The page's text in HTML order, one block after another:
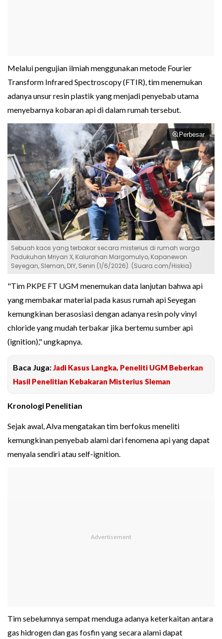
Melalui pengujian ilmiah menggunakan metode Fourier
Transform Infrared Spectroscopy (FTIR), tim menemukan
adanya unsur resin plastik yang menjadi penyebab utama
menyebarnya kobaran api di dalam rumah tersebut.
Perbesar
Sebuah kaos yang terbakar secara misterius di rumah warga
Padukuhan Mriyan X, Kalurahan Margomulyo, Kapanewon
Seyegan, Sleman, DIY, Senin (1/6/2026). (Suara.com/Hiskia)
"Tim PKPE FT UGM menemukan data lanjutan bahwa api
yang membakar material pada kasus rumah api Seyegan
kemungkinan berasosiasi dengan adanya resin poly vinyl
chloride yang mudah terbakar jika bertemu sumber api
(ignition)," ungkapnya.
Baca Juga: Jadi Kasus Langka, Peneliti UGM Beberkan
Hasil Penelitian Kebakaran Misterius Sleman
Kronologi Penelitian
Sejak awal, Alva mengatakan tim berfokus meneliti
kemungkinan penyebab alami dari fenomena api yang dapat
menyala sendiri atau self-ignition.
Tim sebelumnya sempat menduga adanya keterkaitan antara
gas hidrogen dan gas fosfin yang secara alami dapat